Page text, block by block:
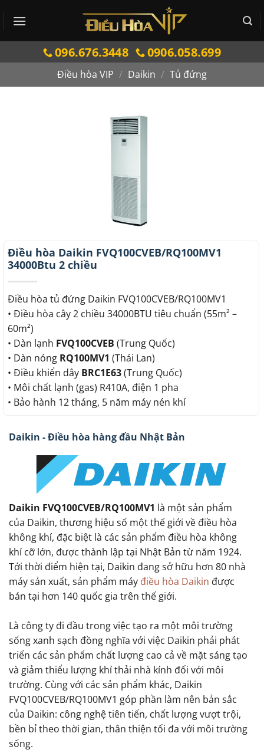
qua
096.676.3448 0906.058.699
Điều hòa VIP / Daikin / Tủ đứng
Điều hòa Daikin FVQ100CVEB/RQ100MV1
34000Btu 2 chiều
Điều hòa tủ đứng Daikin FVQ100CVEB/RQ100MV1
• Điều hòa cây 2 chiều 34000BTU tiêu chuẩn (55m² –
60m²)
• Dàn lạnh FVQ100CVEB (Trung Quốc)
• Dàn nóng RQ100MV1 (Thái Lan)
• Điều khiển dây BRC1E63(Trung Quốc)
• Môi chất lạnh (gas) R410A, điện 1 pha
• Bảo hành 12 tháng, 5 năm máy nén khí
Daikin - Điều hòa hàng đầu Nhật Bản
Daikin FVQ100CVEB/RQ100MV1 là một sản phẩm
của Daikin, thương hiệu số một thế giới về điều hòa
không khí, đặc biệt là các sản phẩm điều hòa không
khí cỡ lớn, được thành lập tại Nhật Bản từ năm 1924.
Tới thời điểm hiện tại, Daikin đang sở hữu hơn 80 nhà
máy sản xuất, sản phẩm máy điều hòa Daikin được
bán tại hơn 140 quốc gia trên thế giới.
Là công ty đi đầu trong việc tạo ra một môi trường
sống xanh sạch đồng nghĩa với việc Daikin phải phát
triển các sản phẩm chất lượng cao cả về mặt sáng tạo
và giảm thiểu lượng khí thải nhà kính đối với môi
trường. Cùng với các sản phẩm khác, Daikin
FVQ100CVEB/RQ100MV1 góp phần làm nên bản sắc
của Daikin: công nghệ tiên tiến, chất lượng vượt trội,
bền bỉ theo thời gian, thân thiện tối đa với môi trường
sống.